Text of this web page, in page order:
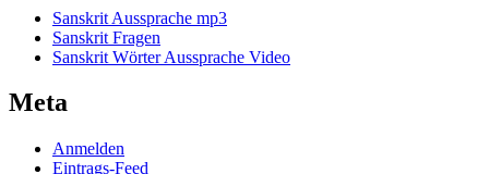
Sanskrit Aussprache mp3
Sanskrit Fragen
Sanskrit Wörter Aussprache Video
Meta
Anmelden
Eintrags-Feed